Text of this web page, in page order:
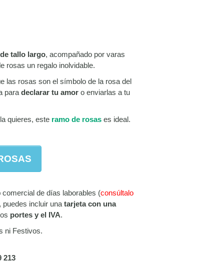
tallo largo, acompañado por varas
rosas un regalo inolvidable.
las rosas son el símbolo de la rosa del
para declarar tu amoro enviarlas a tu
quieres, este ramo de rosases ideal.
de días laborables (consúltalo
puedes incluir una tarjeta con una
portes y el IVA.
ni Festivos.
213